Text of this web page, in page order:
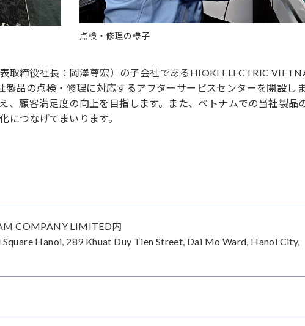
点検・修理の様子
取締役社長：岡澤尊宏）の子会社であるHIOKI ELECTRIC
品の点検・修理に対応するアフターサービスセンターを開設しま
、顧客満足度の向上を目指します。また、ベトナムでの当社製品
につなげてまいります。
COMPANY LIMITED内
Hanoi, 289 Khuat Duy Tien Street, Dai Mo Ward, Hanoi City,